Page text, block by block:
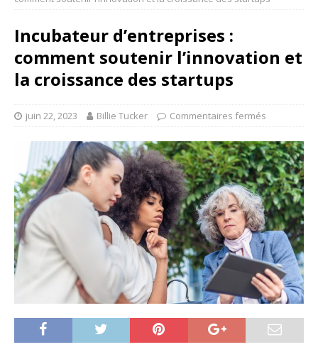
Incubateur d’entreprises :
comment soutenir l’innovation et
la croissance des startups
juin 22, 2023 Billie Tucker Commentaires fermés